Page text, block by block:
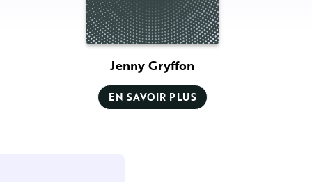
Jenny Gryffon
EN SAVOIR PLUS